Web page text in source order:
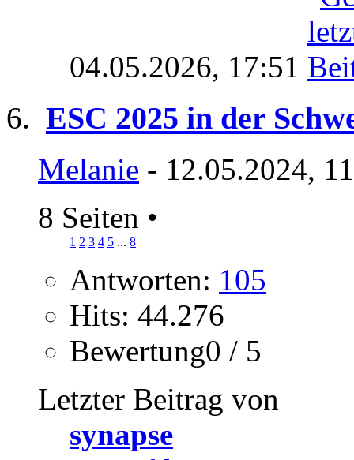
04.05.2026, 17:51
ESC 2025 in der
Melanie - 12.05.2024,
8 Seiten •
1 2 3 4 5 ... 8
Antworten: 105
Hits: 44.276
Bewertung0 / 5
Letzter Beitrag von
synapse